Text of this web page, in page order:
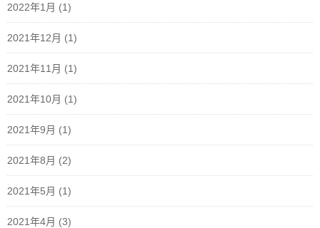
2022年1月 (1)
2021年12月 (1)
2021年11月 (1)
2021年10月 (1)
2021年9月 (1)
2021年8月 (2)
2021年5月 (1)
2021年4月 (3)